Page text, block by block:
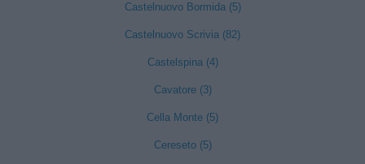
Castelnuovo Bormida (5)
Castelnuovo Scrivia (82)
Castelspina (4)
Cavatore (3)
Cella Monte (5)
Cereseto (5)